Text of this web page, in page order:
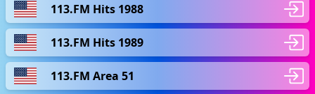
113.FM Hits 1988
113.FM Hits 1989
113.FM Area 51